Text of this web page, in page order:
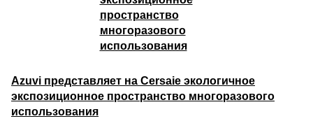
Azuvi представляет на Cersaie экологичное
экспозиционное пространство многоразового
использования